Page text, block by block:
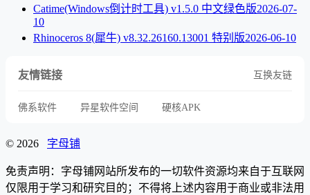
Catime(Windows倒计时工具) v1.5.0 中文绿色版2026-07-
10
Rhinoceros 8(犀牛) v8.32.26160.13001 特别版2026-06-10
友情链接 互换友链
佛系软件 异星软件空间 硬核APK
© 2026 字母铺
免责声明：字母铺网站所发布的一切软件资源均来自于互联网
仅限用于学习和研究目的；不得将上述内容用于商业或非法用